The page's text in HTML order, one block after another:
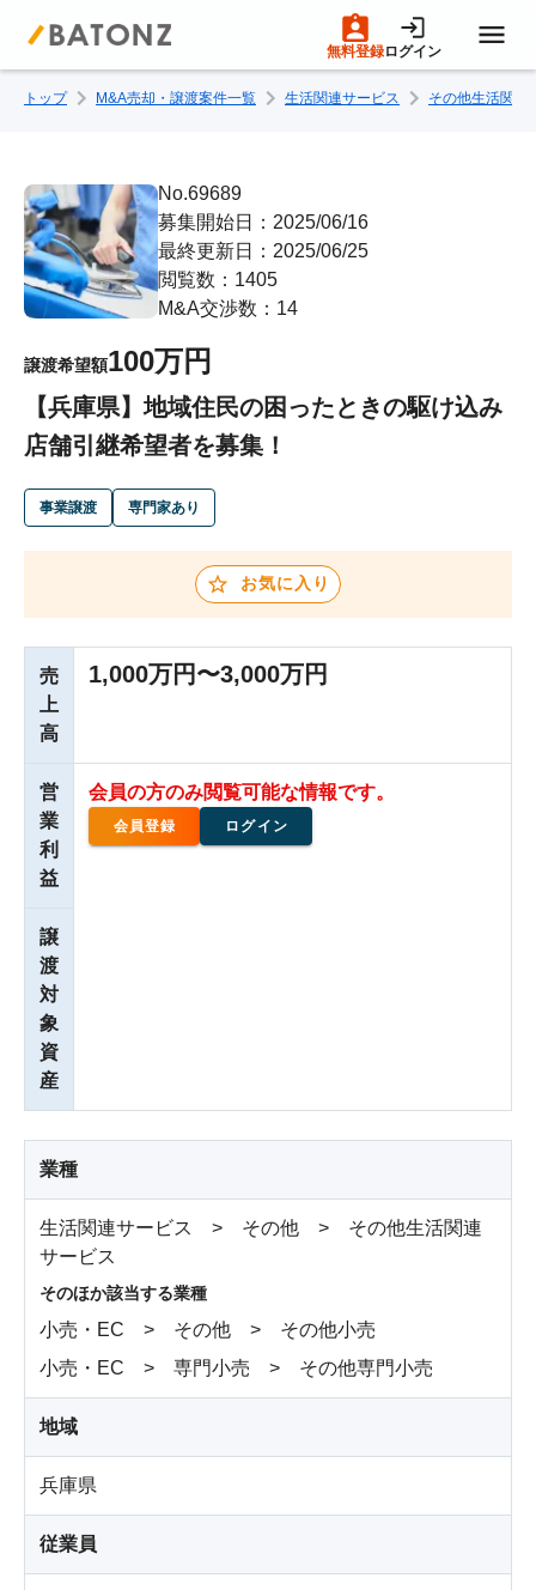
無料登録ログイン
トップページ
M&A案件一覧
売りたい方へ
成約事例
M&A専門家の方へ
トップ M&A売却・譲渡案件一覧 生活関連サービス その他生活関連
No.69689
募集開始日：2025/06/16
最終更新日：2025/06/25
閲覧数：1405
M&A交渉数：14
譲渡希望額100万円
【兵庫県】地域住民の困ったときの駆け込み
店舗引継希望者を募集！
事業譲渡 専門家あり
お気に入り
売
上
高
1,000万円〜3,000万円
営
業
利
益
会員の方のみ閲覧可能な情報です。
会員登録 ログイン
譲
渡
対
象
資
産
業種
生活関連サービス > その他 > その他生活関連
サービス
そのほか該当する業種
小売・EC > その他 > その他小売
小売・EC > 専門小売 > その他専門小売
地域
兵庫県
従業員